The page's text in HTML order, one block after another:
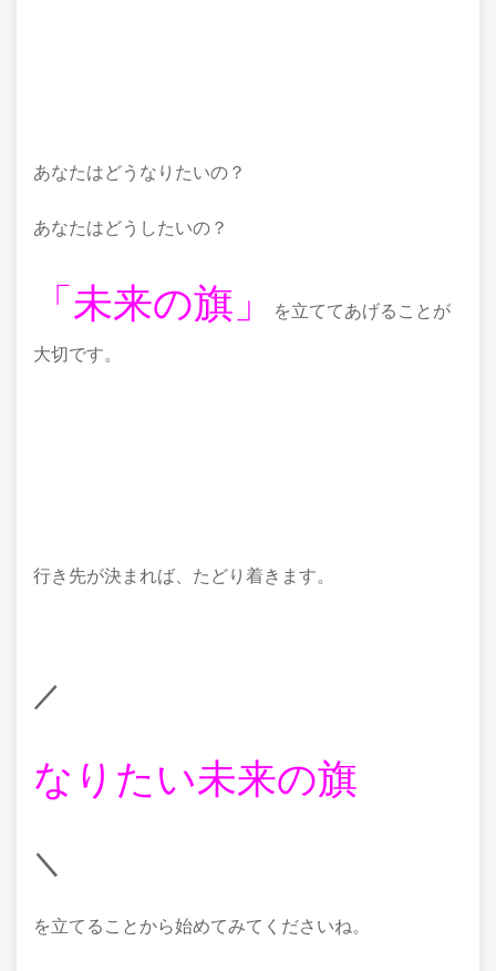
あなたはどうなりたいの？
あなたはどうしたいの？
「未来の旗」 を立ててあげることが
大切です。
行き先が決まれば、たどり着きます。
／
なりたい未来の旗
＼
を立てることから始めてみてくださいね。